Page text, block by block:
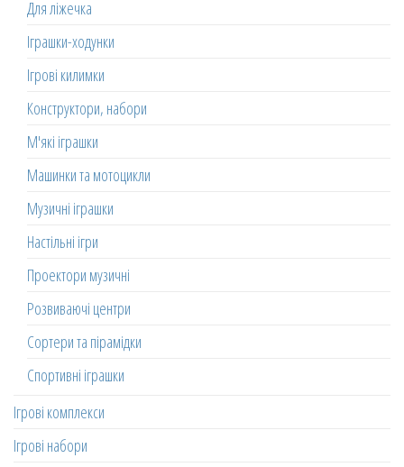
Для ліжечка
Іграшки-ходунки
Ігрові килимки
Конструктори, набори
М'які іграшки
Машинки та мотоцикли
Музичні іграшки
Настільні ігри
Проектори музичні
Розвиваючі центри
Сортери та пірамідки
Спортивні іграшки
Ігрові комплекси
Ігрові набори